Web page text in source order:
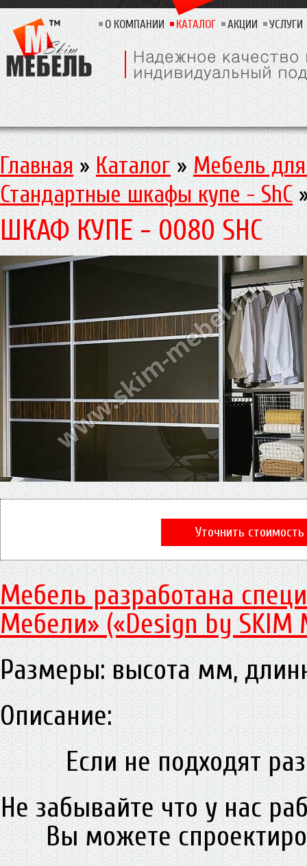
О КОМПАНИИ КАТАЛОГ АКЦИИ УСЛУГИ
Главная » Каталог » Мебель
Стандартные шкафы купе - ShC
ШКАФ КУПЕ - 0080 SHC
Уточнить стоимость
Мебель разработана
Мебели» («Design by SKIM
Размеры: высота мм,
Описание:
Если не подходят
Не забывайте что у нас
Вы можете